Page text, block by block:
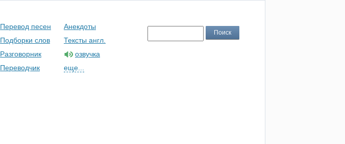
Перевод песен
Подборки слов
Разговорник
Переводчик
Анекдоты
Тексты англ.
озвучка
еще...